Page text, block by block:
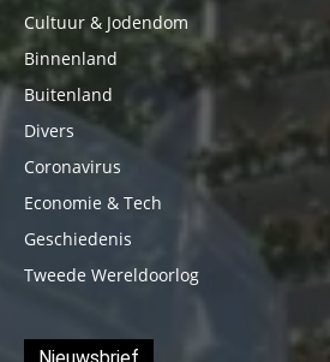
Cultuur & Jodendom
Binnenland
Buitenland
Divers
Coronavirus
Economie & Tech
Geschiedenis
Tweede Wereldoorlog